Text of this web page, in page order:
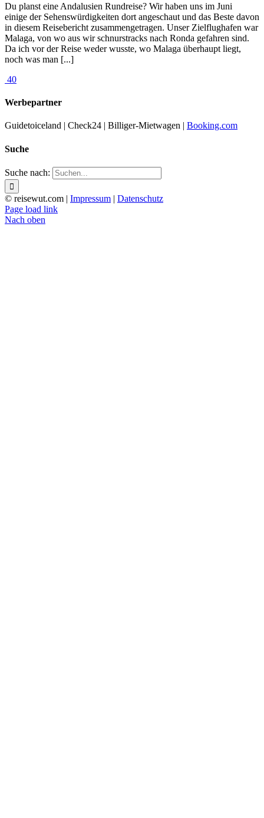
Du planst eine Andalusien Rundreise? Wir haben uns im Juni
einige der Sehenswürdigkeiten dort angeschaut und das Beste davon
in diesem Reisebericht zusammengetragen. Unser Zielflughafen war
Malaga, von wo aus wir schnurstracks nach Ronda gefahren sind.
Da ich vor der Reise weder wusste, wo Malaga überhaupt liegt,
noch was man [...]
40
Werbepartner
Guidetoiceland | Check24 | Billiger-Mietwagen | Booking.com
Suche
Suche nach:
© reisewut.com | Impressum | Datenschutz
Page load link
Nach oben